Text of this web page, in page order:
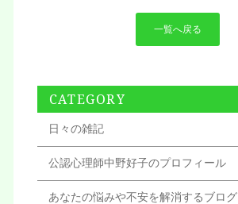
一覧へ戻る
CATEGORY
日々の雑記
公認心理師中野好子のプロフィール
あなたの悩みや不安を解消するブログ